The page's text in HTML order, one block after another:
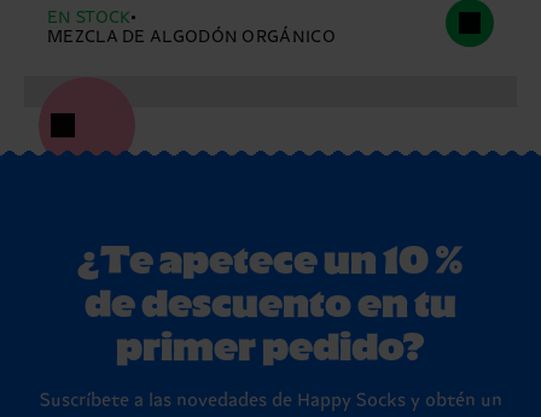
EN STOCK
MEZCLA DE ALGODÓN ORGÁNICO
¿Te apetece un 10 %
de descuento en tu
primer pedido?
Suscríbete a las novedades de Happy Socks y obtén un